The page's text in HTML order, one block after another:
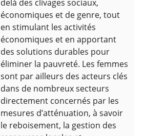
delà des clivages sociaux,
économiques et de genre, tout
en stimulant les activités
économiques et en apportant
des solutions durables pour
éliminer la pauvreté. Les femmes
sont par ailleurs des acteurs clés
dans de nombreux secteurs
directement concernés par les
mesures d’atténuation, à savoir
le reboisement, la gestion des